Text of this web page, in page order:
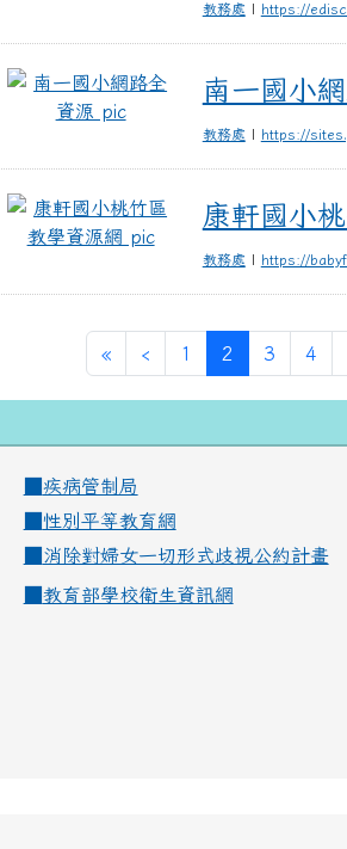
教務處 | https://
南一國小網路全資源
南一國小
教務處 | https://
康軒國小桃竹區教
康軒國小
教務處 | https://
« ‹ 1 2 (current)
3 4
疾病管制局
性別平等教育網
消除對婦女一切形式歧視公約計畫
教育部學校衛生資訊網